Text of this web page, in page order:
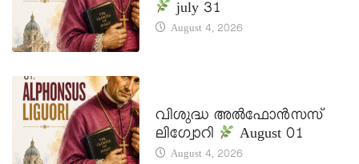
july 31
August 4, 2026
വിശുദ്ധ അൽഫോൻസസ്
ലിഗ്വോറി
August 01
August 4, 2026